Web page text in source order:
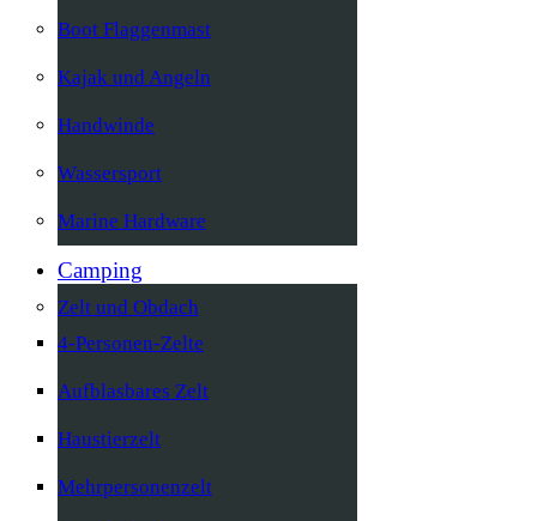
Boot Flaggenmast
Kajak und Angeln
Handwinde
Wassersport
Marine Hardware
Camping
Zelt und Obdach
4-Personen-Zelte
Aufblasbares Zelt
Haustierzelt
Mehrpersonenzelt